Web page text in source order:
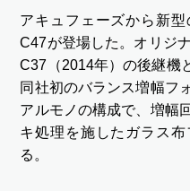
アキュフェーズから新
C47が登場した。オリジ
C37（2014年）の後継機
同社初のバランス増幅フ
アルモノの構成で、増幅
キ処理を施したガラス
る。